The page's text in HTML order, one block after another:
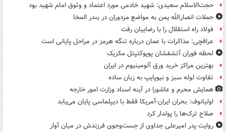
حجت‌الاسلام سعیدی: شهید خادمی مورد اعتماد و وثوق امام شهید بود
حملات انصارالله یمن به مواضع مزدوران در بندر المخا
فولاد راه استقلال را با رضاییان رفت
عراقچی: مذاکرات با عمان درباره تنگه هرمز در مراحل پایانی است
لحظه فوران آتشفشان پوپوکتپتل مکزیک
بهترین مراکز خرید ورق آلومینیوم در ایران
تفاوت لوله سبز و نیوپایپ به زبان ساده
همایش محرم و عاشورا در آینه اسناد وزارت امور خارجه
اولیانوف: بحران ایران-آمریکا فقط با دیپلماسی پایان می‌یابد
صلاح ترک‌ها را پولدار کرد
روایت پدر امیرعلی جداوی از جست‌وجوی فرزندش در میان آوار